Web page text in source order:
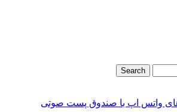
اپ با صندوق پست صوتی